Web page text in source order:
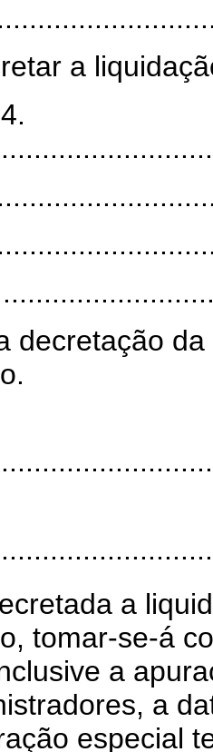
a
decretação
a
tomar-se-á
a
a
especial